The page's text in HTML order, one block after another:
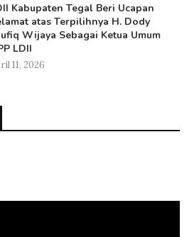
Kabupaten Tegal Beri Ucapan
atas Terpilihnya H. Dody
Wijaya Sebagai Ketua Umum
LDII
11, 2026